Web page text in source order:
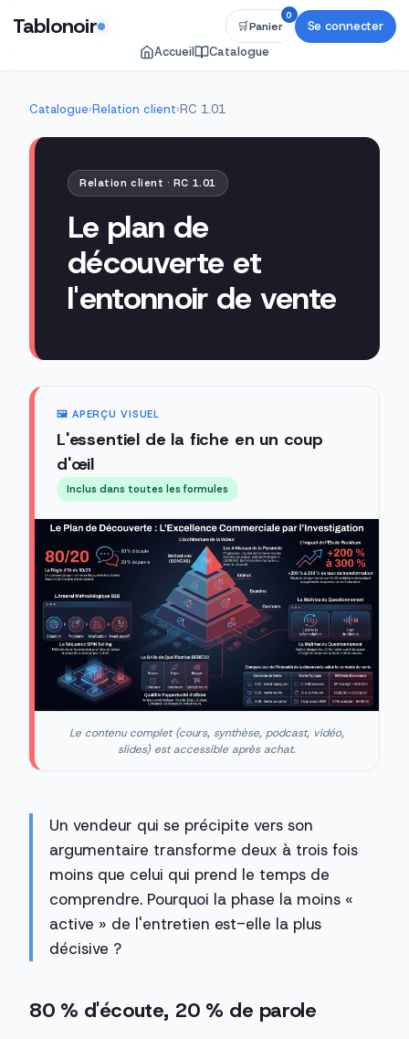
Tablonoir
Accueil Catalogue
🛒Panier
0
Se connecter
Catalogue›Relation client›RC 1.01
Relation client · RC 1.01
Le plan de
découverte et
l'entonnoir de vente
🖼️ APERÇU VISUEL
L'essentiel de la fiche en un coup
d'œil
Inclus dans toutes les formules
Le contenu complet (cours, synthèse, podcast, vidéo,
slides) est accessible après achat.
Un vendeur qui se précipite vers son
argumentaire transforme deux à trois fois
moins que celui qui prend le temps de
comprendre. Pourquoi la phase la moins «
active » de l'entretien est-elle la plus
décisive ?
80 % d'écoute, 20 % de parole